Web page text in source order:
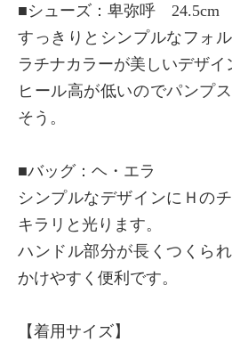
■シューズ：卑弥呼 24.5cm
すっきりとシンプルなフォ
ラチナカラーが美しいデザイ
ヒール高が低いのでパンプ
そう。
■バッグ：ヘ・エラ
シンプルなデザインにＨの
キラリと光ります。
ハンドル部分が長くつくら
かけやすく便利です。
【着用サイズ】